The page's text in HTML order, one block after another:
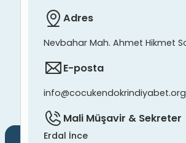
Adres
Nevbahar Mah. Ahmet Hikmet
E-posta
info@cocukendokrindiyabet.org
Mali Müşavir & Sekreter
Erdal İnce